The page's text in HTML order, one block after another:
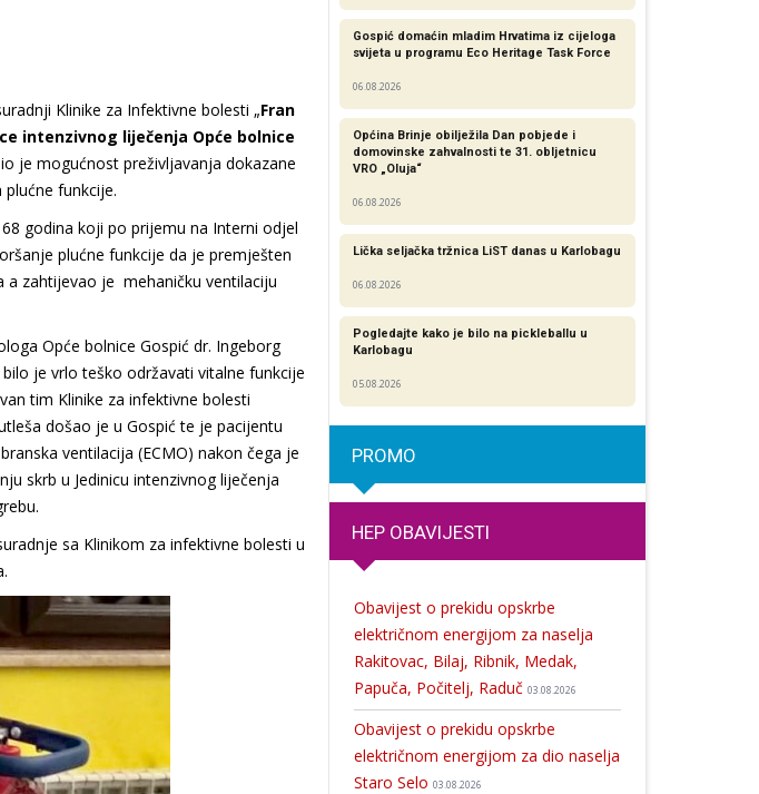
Klinike za Infektivne bolesti „Fran
intenzivnog liječenja Opće bolnice
je mogućnost preživljavanja dokazane
funkcije.
godina koji po prijemu na Interni odjel
plućne funkcije da je premješten
a zahtijevao je mehaničku ventilaciju
Opće bolnice Gospić dr. Ingeborg
je vrlo teško održavati vitalne funkcije
tim Klinike za infektivne bolesti
došao je u Gospić te je pacijentu
ventilacija (ECMO) nakon čega je
skrb u Jedinicu intenzivnog liječenja
sa Klinikom za infektivne bolesti u
Gospić domaćin mladim Hrvatima iz cijeloga
svijeta u programu Eco Heritage Task Force
06.08.2026
Općina Brinje obilježila Dan pobjede i
domovinske zahvalnosti te 31. obljetnicu
VRO „Oluja“
06.08.2026
Lička seljačka tržnica LiST danas u Karlobagu
06.08.2026
Pogledajte kako je bilo na pickleballu u
Karlobagu
05.08.2026
PROMO
HEP OBAVIJESTI
Obavijest o prekidu opskrbe
električnom energijom za naselja
Rakitovac, Bilaj, Ribnik, Medak,
Papuča, Počitelj, Raduč 03.08.2026
Obavijest o prekidu opskrbe
električnom energijom za dio naselja
Staro Selo 03.08.2026